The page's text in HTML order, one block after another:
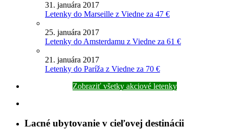
31. januára 2017
Letenky do Marseille z Viedne za 47 €
25. januára 2017
Letenky do Amsterdamu z Viedne za 61 €
21. januára 2017
Letenky do Paríža z Viedne za 70 €
Zobraziť všetky akciové letenky
Lacné ubytovanie v cieľovej destinácii